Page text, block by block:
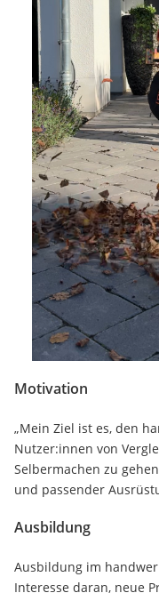
Motivation
„Mein Ziel ist es, den
Nutzer:innen von
Selbermachen zu
und passender
Ausbildung
Ausbildung im
Interesse daran, neue